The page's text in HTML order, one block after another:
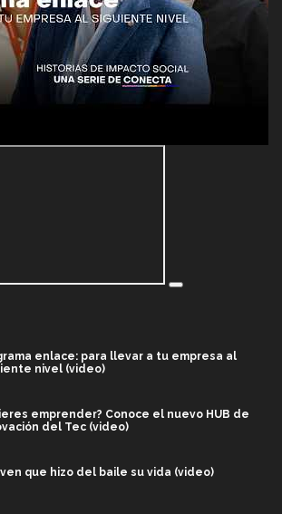
enlace: para llevar a tu empresa al
nivel (video)
emprender? Conoce el nuevo HUB de
del Tec (video)
que hizo del baile su vida (video)